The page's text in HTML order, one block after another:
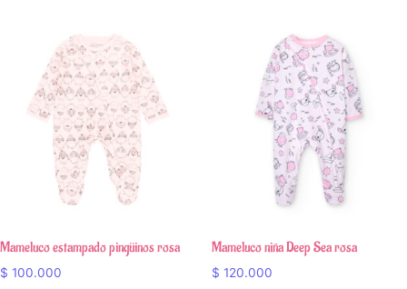
Mameluco estampado pingüinos rosa
$ 100.000
Mameluco niña Deep Sea rosa
$ 120.000